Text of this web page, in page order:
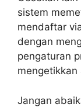
sistem
mendaftar
dengan
pengaturan
Jangan